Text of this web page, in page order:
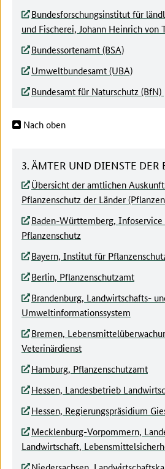
Bundesforschungsinstitut für
und Fischerei, Johann Heinrich
Bundessortenamt (BSA)
Umweltbundesamt (UBA)
Bundesamt für Naturschutz (BfN)
Nach oben
3. ÄMTER UND DIENSTE DER
Übersicht der amtlichen
Pflanzenschutz der Länder
Baden-Württemberg, Infoservice
Pflanzenschutz
Bayern, Institut für
Berlin, Pflanzenschutzamt
Brandenburg, Landwirtschafts-
Umweltinformationssystem
Bremen,
Veterinärdienst
Hamburg, Pflanzenschutzamt
Hessen, Landesbetrieb
Hessen, Regierungspräsidium
Mecklenburg-Vorpommern,
Landwirtschaft,